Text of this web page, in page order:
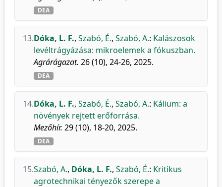
DEA
13.Dóka, L. F., Szabó, É., Szabó, A.: Kalászosok
levéltrágyázása: mikroelemek a fókuszban.
Agrárágazat. 26 (10), 24-26, 2025.
DEA
14.Dóka, L. F., Szabó, É., Szabó, A.: Kálium: a
növények rejtett erőforrása.
Mezőhír. 29 (10), 18-20, 2025.
DEA
15.Szabó, A., Dóka, L. F., Szabó, É.: Kritikus
agrotechnikai tényezők szerepe a